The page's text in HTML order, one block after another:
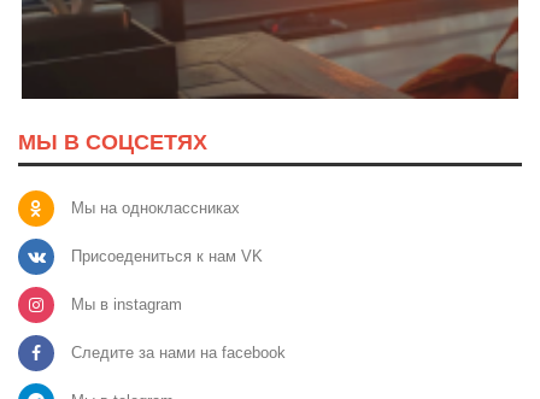
МЫ В СОЦСЕТЯХ
Мы на одноклассниках
Присоедениться к нам VK
Мы в instagram
Следите за нами на facebook